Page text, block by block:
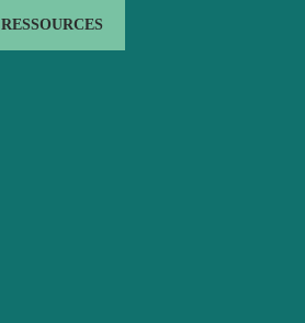
RESSOURCES